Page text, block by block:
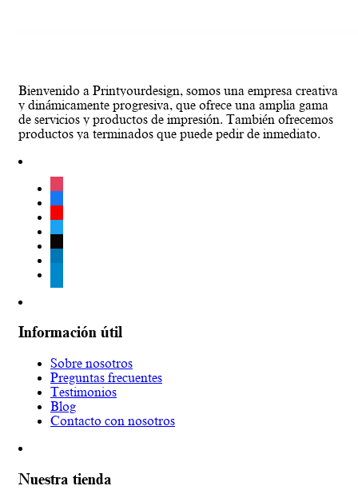
Bienvenido a Printyourdesign, somos una empresa creativa
y dinámicamente progresiva, que ofrece una amplia gama
de servicios y productos de impresión. También ofrecemos
productos ya terminados que puede pedir de inmediato.
instagram
facebook
youtube
twitter
tiktok
Información útil
Sobre nosotros
Preguntas frecuentes
Testimonios
Blog
Contacto con nosotros
Nuestra tienda